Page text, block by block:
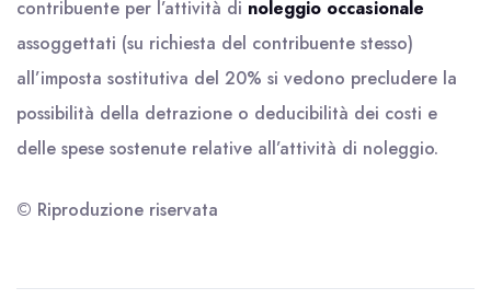
contribuente per l’attività di noleggio occasionale
assoggettati (su richiesta del contribuente stesso)
all’imposta sostitutiva del 20% si vedono precludere la
possibilità della detrazione o deducibilità dei costi e
delle spese sostenute relative all’attività di noleggio.
© Riproduzione riservata